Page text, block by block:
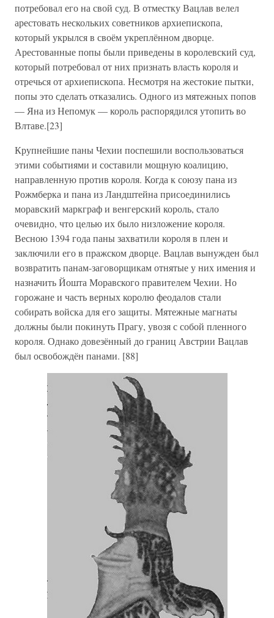
потребовал его на свой суд. В отместку Вацлав велел
арестовать нескольких советников архиепископа,
который укрылся в своём укреплённом дворце.
Арестованные попы были приведены в королевский суд,
который потребовал от них признать власть короля и
отречься от архиепископа. Несмотря на жестокие пытки,
попы это сделать отказались. Одного из мятежных попов
— Яна из Непомук — король распорядился утопить во
Влтаве.[23]
Крупнейшие паны Чехии поспешили воспользоваться
этими событиями и составили мощную коалицию,
направленную против короля. Когда к союзу пана из
Рожмберка и пана из Ландштейна присоединились
моравский маркграф и венгерский король, стало
очевидно, что целью их было низложение короля.
Весною 1394 года паны захватили короля в плен и
заключили его в пражском дворце. Вацлав вынужден был
возвратить панам-заговорщикам отнятые у них имения и
назначить Йошта Моравского правителем Чехии. Но
горожане и часть верных королю феодалов стали
собирать войска для его защиты. Мятежные магнаты
должны были покинуть Прагу, увозя с собой пленного
короля. Однако довезённый до границ Австрии Вацлав
был освобождён панами. [88]